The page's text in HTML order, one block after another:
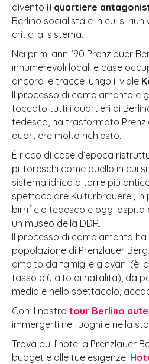
diventò il quartiere
Berlino socialista e in cui si
critici al sistema.
Nei primi anni ’90 Prenzlauer
innumerevoli locali e case
ancora le tracce lungo il viale
Il processo di cambiamento e
toccato tutti i quartieri di
tedesca, ha trasformato
quartiere molto richiesto.
È ricco di case d’epoca
pittoreschi come quello in cui
sistema idrico a torre più
spettacolare Kulturbrauerei,
birrificio tedesco e oggi
un museo della DDR.
Il processo di cambiamento
popolazione di Prenzlauer
ambito da famiglie giovani (è
tasso più alto di natalità), da
media e nello spettacolo,
Con il nostro tour Berlino
immergerti nei luoghi e nella
Trova qui l’hotel a Prenzlauer
budget e alle tue esigenze: